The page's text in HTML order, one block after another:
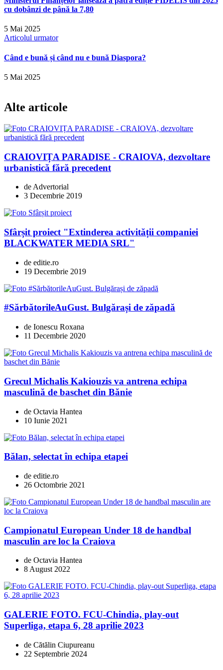
cu dobânzi de până la 7,80
5 Mai 2025
Articolul urmator
Când e bună și când nu e bună Diaspora?
5 Mai 2025
Alte articole
CRAIOVIȚA PARADISE - CRAIOVA, dezvoltare
urbanistică fără precedent
de Advertorial
3 Decembrie 2019
Sfârșit proiect "Extinderea activității companiei
BLACKWATER MEDIA SRL"
de editie.ro
19 Decembrie 2019
#SărbătorileAuGust. Bulgărași de zăpadă
de Ionescu Roxana
11 Decembrie 2020
Grecul Michalis Kakiouzis va antrena echipa
masculină de baschet din Bănie
de Octavia Hantea
10 Iunie 2021
Bălan, selectat în echipa etapei
de editie.ro
26 Octombrie 2021
Campionatul European Under 18 de handbal
masculin are loc la Craiova
de Octavia Hantea
8 August 2022
GALERIE FOTO. FCU-Chindia, play-out
Superliga, etapa 6, 28 aprilie 2023
de Cătălin Ciupureanu
22 Septembrie 2024